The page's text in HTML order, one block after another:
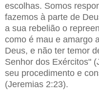
escolhas. Somos
fazemos à parte de
a sua rebelião o
como é mau e amargo
Deus, e não ter temor
Senhor dos Exércitos"
seu procedimento e
(Jeremias 2:23).